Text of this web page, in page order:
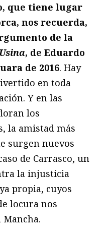
que tiene lugar
nos recuerda,
de la
, de Eduardo
de 2016. Hay
en toda
Y en las
los
la amistad más
surgen nuevos
de Carrasco, un
la injusticia
propia, cuyos
locura nos